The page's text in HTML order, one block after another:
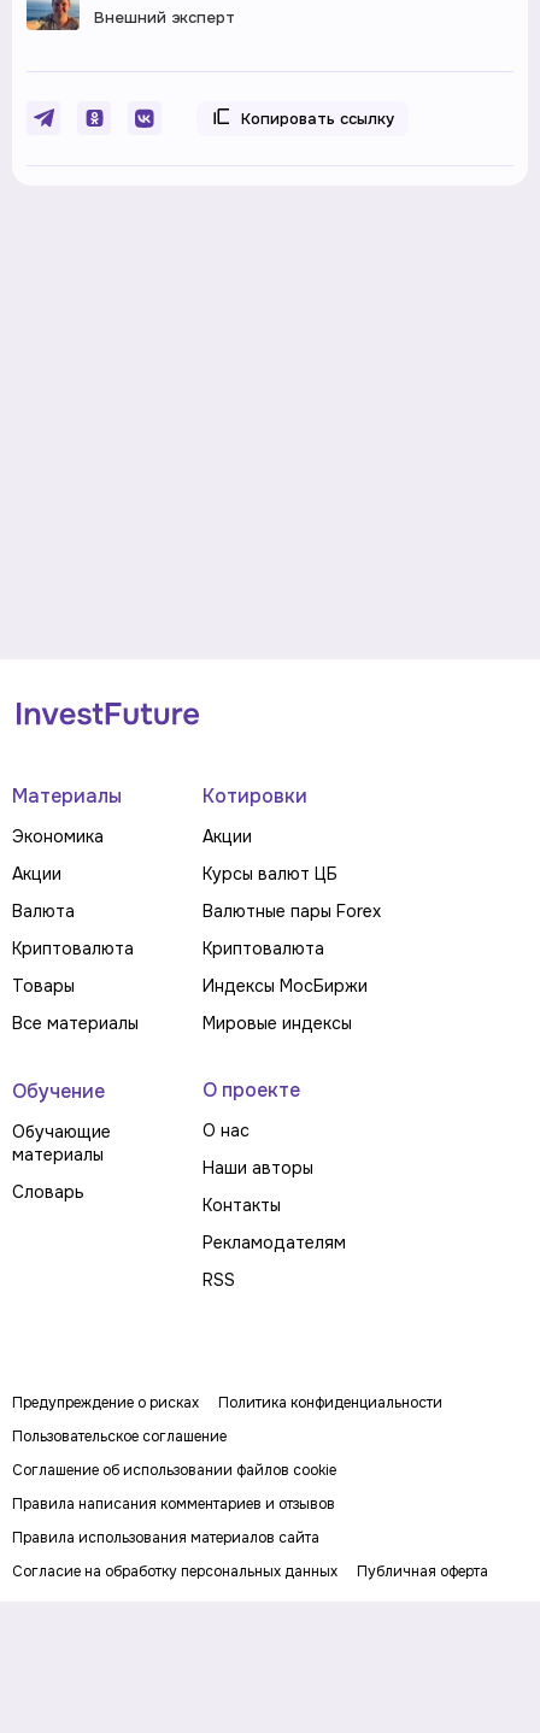
Внешний эксперт
Копировать ссылку
Материалы
Экономика
Акции
Валюта
Криптовалюта
Товары
Все материалы
Котировки
Акции
Курсы валют ЦБ
Валютные пары Forex
Криптовалюта
Индексы МосБиржи
Мировые индексы
Обучение
Обучающие
материалы
Словарь
О проекте
О нас
Наши авторы
Контакты
Рекламодателям
RSS
Предупреждение о рисках
Политика конфиденциальности
Пользовательское соглашение
Соглашение об использовании файлов cookie
Правила написания комментариев и отзывов
Правила использования материалов сайта
Согласие на обработку персональных данных
Публичная оферта